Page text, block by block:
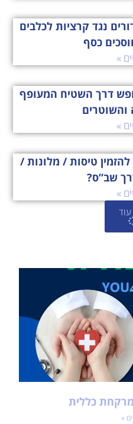
נגד קרציות לכלבים
כסף
»
דרך השטיח המעופף
»
טיסות / מלונות /
שב”ס?
»
מרקחת כללית
»